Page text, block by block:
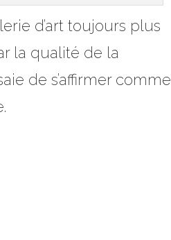
d’art toujours plus
la qualité de la
de s’affirmer comme